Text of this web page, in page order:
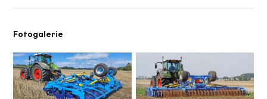
Fotogalerie